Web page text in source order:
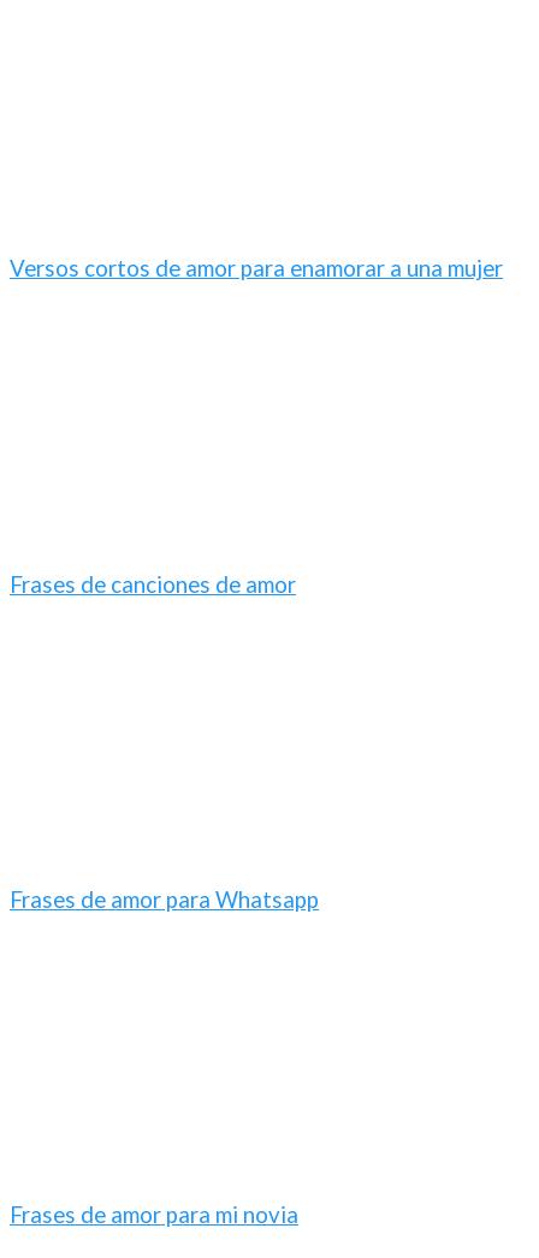
Versos cortos de amor para enamorar a una mujer
Frases de canciones de amor
Frases de amor para Whatsapp
Frases de amor para mi novia